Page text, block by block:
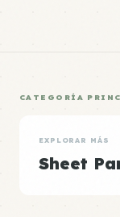
CATEGORÍA
EXPLORAR MÁS
Sheet